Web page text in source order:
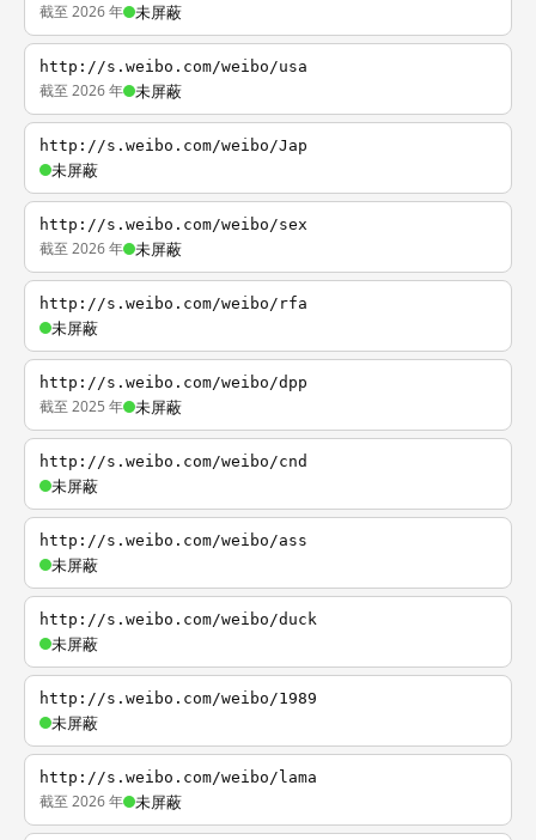
截至 2026 年 未屏蔽
http://s.weibo.com/weibo/usa
截至 2026 年 未屏蔽
http://s.weibo.com/weibo/Jap
未屏蔽
http://s.weibo.com/weibo/sex
截至 2026 年 未屏蔽
http://s.weibo.com/weibo/rfa
未屏蔽
http://s.weibo.com/weibo/dpp
截至 2025 年 未屏蔽
http://s.weibo.com/weibo/cnd
未屏蔽
http://s.weibo.com/weibo/ass
未屏蔽
http://s.weibo.com/weibo/duck
未屏蔽
http://s.weibo.com/weibo/1989
未屏蔽
http://s.weibo.com/weibo/lama
截至 2026 年 未屏蔽